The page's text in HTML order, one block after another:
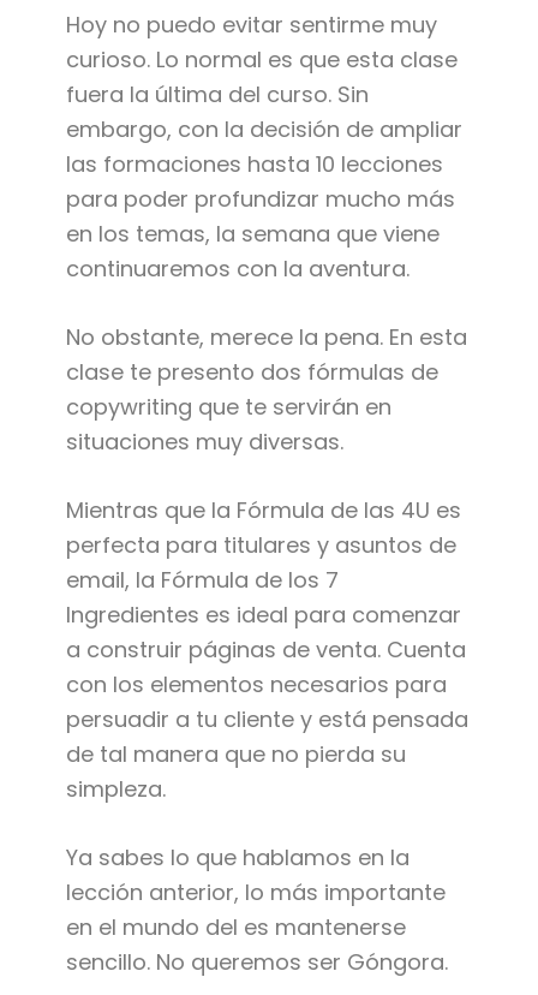
Hoy no puedo evitar sentirme muy
curioso. Lo normal es que esta clase
fuera la última del curso. Sin
embargo, con la decisión de ampliar
las formaciones hasta 10 lecciones
para poder profundizar mucho más
en los temas, la semana que viene
continuaremos con la aventura.
No obstante, merece la pena. En esta
clase te presento dos fórmulas de
copywriting que te servirán en
situaciones muy diversas.
Mientras que la Fórmula de las 4U es
perfecta para titulares y asuntos de
email, la Fórmula de los 7
Ingredientes es ideal para comenzar
a construir páginas de venta. Cuenta
con los elementos necesarios para
persuadir a tu cliente y está pensada
de tal manera que no pierda su
simpleza.
Ya sabes lo que hablamos en la
lección anterior, lo más importante
en el mundo del es mantenerse
sencillo. No queremos ser Góngora.